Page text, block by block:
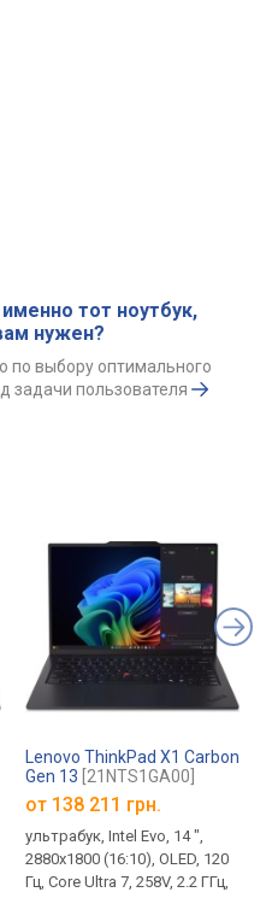
тот ноутбук,
нужен?
по выбору оптимального
задачи пользователя
Lenovo ThinkPad X1 Carbon
Gen 13 [21NTS1GA00]
от 138 211 грн.
ультрабук, Intel Evo, 14 ",
2880x1800 (16:10), OLED, 120
Гц, Core Ultra 7, 258V, 2.2 ГГц,